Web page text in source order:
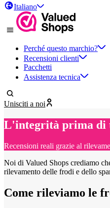
Italiano
Perché questo marchio?
Recensioni clienti
Pacchetti
Assistenza tecnica
Unisciti a noi
L'integrità prima di
Recensioni reali grazie al
Noi di Valued Shops crediamo
rilevamento delle frodi e dello
Come rileviamo le